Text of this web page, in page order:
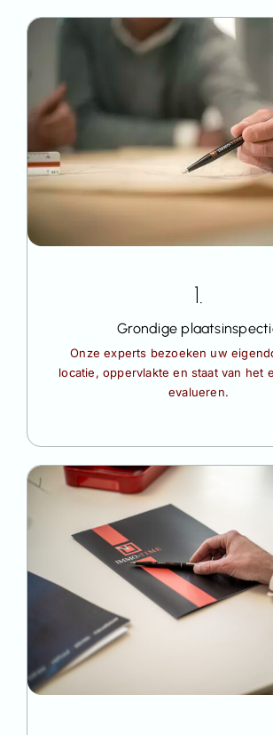
1.
Grondige
Onze experts bezoeken uw
locatie, oppervlakte en staat van het
evalueren.